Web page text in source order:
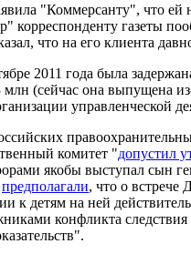
"Коммерсанту", что
газеты
что на его клиента
2011 года была
(сейчас она выпущена
управленческой
комитет "допустил
якобы выступал сын
предполагали, что о встрече
к детям на ней
конфликта